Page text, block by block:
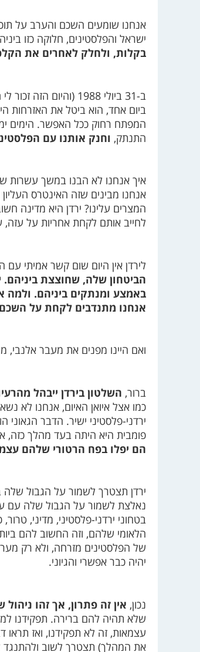
אנחנו שומעים השכם והערב על
ישראל והפלסטינים, חלוקה כזו
בקלות, ולחלק לאחרים את
ב-31 ביולי 1988 (והיום הזה זכור לי היטב) הכריז המלך הירדני חוסין על “התנתקות”
ביום אחד, הוא ביטל את האזרחות
המפתח רחוק ככל האפשר. הימים
התנתק, וחנק אותנו עם
איך אנחנו לא הבנו במשך עשרות
אנחנו מבינים שזה האינטרס
המצרים עלינו? ירדן היא מדינה
לחייב אותם לקחת אחריות על עזה,
לירדן אין היום שום קשר אמיתי
הביטחון שלה, שחוצצת ביניהם.
באמצע ומנתקים ביניהם. ולמה
אנחנו מתנדבים לקחת על השכם
ואם היינו מפנים את מעבר אלנבי,
ברור, השלטון בירדן ייבהל
כמו אצל איואן האיום, אנחנו לא
ירדני-פלסטיני ישיר. הדבר
פומבית היא היתה בעד מהלך כזה,
הם יפלו בפח הרטורי שלהם
ירדן תצטרך לשמור על הגבול
נאלצת לשמור על הגבול שלה עם
בטחוני ירדני-פלסטיני, מדיני,
הלאומי שלהם, וזה החשוב להם
של הפלסטינים מזרחה, ולא רק
יהיה כבר אפשרי והגיוני.
נכון, אין זה פתרון, אך זהו
שלא תהיה להם ברירה. תפקידנו
עצמאות, זה לא תפקידנו, ואז
את המהלך) תצטרך לשוב ולהתנגד